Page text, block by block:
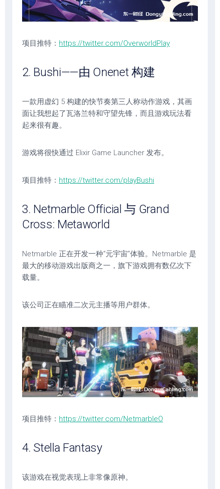
项目推特： https://twitter.com/OverworldPlay
2. Bushi——由 Onenet 构建
一款用虚幻 5 构建的快节奏第三人称动作游戏，其画
面让我想起了瓦洛兰特和守望先锋，而且游戏玩法看
起来很有趣。
游戏将很快通过 Elixir Game Launcher 发布。
项目推特： https://twitter.com/playBushi
3. Netmarble Official 与 Grand
Cross: Metaworld
Netmarble 正在开发一种“元宇宙”体验。Netmarble 是
最大的移动游戏出版商之一，旗下游戏拥有数亿次下
载量。
该公司正在瞄准二次元主播等用户群体。
项目推特： https://twitter.com/NetmarbleO
4. Stella Fantasy
该游戏在视觉表现上非常像原神。